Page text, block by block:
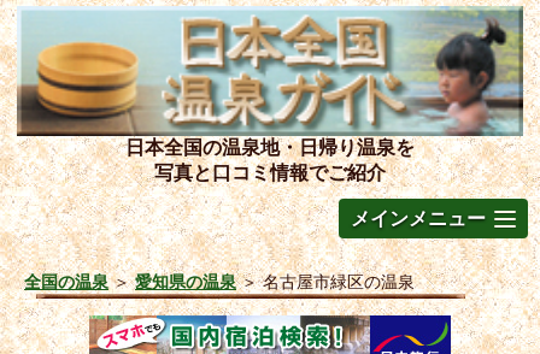
日本全国の温泉地・日帰り温泉を
写真と口コミ情報でご紹介
メインメニュー
全国の温泉＞愛知県の温泉＞名古屋市緑区の温泉